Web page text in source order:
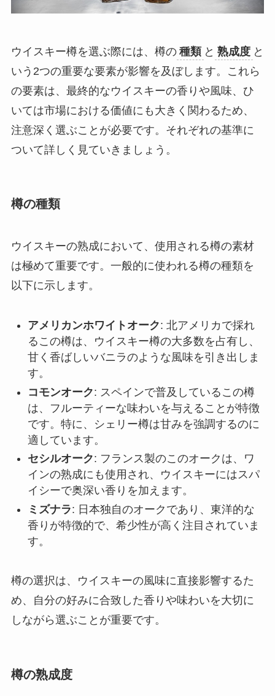
ウイスキー樽を選ぶ際には、樽の 種類 と 熟成度 と
いう2つの重要な要素が影響を及ぼします。これら
の要素は、最終的なウイスキーの香りや風味、ひ
いては市場における価値にも大きく関わるため、
注意深く選ぶことが必要です。それぞれの基準に
ついて詳しく見ていきましょう。
樽の種類
ウイスキーの熟成において、使用される樽の素材
は極めて重要です。一般的に使われる樽の種類を
以下に示します。
アメリカンホワイトオーク: 北アメリカで採れ
るこの樽は、ウイスキー樽の大多数を占有し、
甘く香ばしいバニラのような風味を引き出しま
す。
コモンオーク: スペインで普及しているこの樽
は、フルーティーな味わいを与えることが特徴
です。特に、シェリー樽は甘みを強調するのに
適しています。
セシルオーク: フランス製のこのオークは、ワ
インの熟成にも使用され、ウイスキーにはスパ
イシーで奥深い香りを加えます。
ミズナラ: 日本独自のオークであり、東洋的な
香りが特徴的で、希少性が高く注目されていま
す。
樽の選択は、ウイスキーの風味に直接影響するた
め、自分の好みに合致した香りや味わいを大切に
しながら選ぶことが重要です。
樽の熟成度